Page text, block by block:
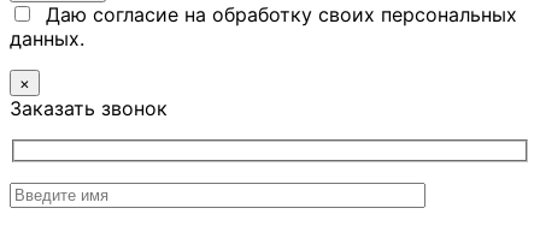
Даю согласие на обработку своих персональных
данных.
×
Заказать звонок